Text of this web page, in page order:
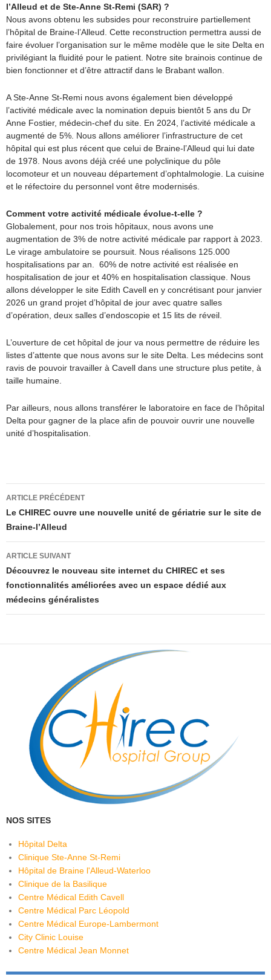
l’Alleud et de Ste-Anne St-Remi (SAR) ?
Nous avons obtenu les subsides pour reconstruire partiellement
l’hôpital de Braine-l’Alleud. Cette reconstruction permettra aussi de
faire évoluer l’organisation sur le même modèle que le site Delta en
privilégiant la fluidité pour le patient. Notre site brainois continue de
bien fonctionner et d’être attractif dans le Brabant wallon.
A Ste-Anne St-Remi nous avons également bien développé
l’activité médicale avec la nomination depuis bientôt 5 ans du Dr
Anne Fostier, médecin-chef du site. En 2024, l’activité médicale a
augmenté de 5%. Nous allons améliorer l’infrastructure de cet
hôpital qui est plus récent que celui de Braine-l’Alleud qui lui date
de 1978. Nous avons déjà créé une polyclinique du pôle
locomoteur et un nouveau département d’ophtalmologie. La cuisine
et le réfectoire du personnel vont être modernisés.
Comment votre activité médicale évolue-t-elle ?
Globalement, pour nos trois hôpitaux, nous avons une
augmentation de 3% de notre activité médicale par rapport à 2023.
Le virage ambulatoire se poursuit. Nous réalisons 125.000
hospitalisations par an. 60% de notre activité est réalisée en
hospitalisation de jour et 40% en hospitalisation classique. Nous
allons développer le site Edith Cavell en y concrétisant pour janvier
2026 un grand projet d’hôpital de jour avec quatre salles
d’opération, deux salles d’endoscopie et 15 lits de réveil.
L’ouverture de cet hôpital de jour va nous permettre de réduire les
listes d’attente que nous avons sur le site Delta. Les médecins sont
ravis de pouvoir travailler à Cavell dans une structure plus petite, à
taille humaine.
Par ailleurs, nous allons transférer le laboratoire en face de l’hôpital
Delta pour gagner de la place afin de pouvoir ouvrir une nouvelle
unité d’hospitalisation.
Navigation
des
articles
ARTICLE PRÉCÉDENT
Le CHIREC ouvre une nouvelle unité de gériatrie sur le site de
Braine-l’Alleud
ARTICLE SUIVANT
Découvrez le nouveau site internet du CHIREC et ses
fonctionnalités améliorées avec un espace dédié aux
médecins généralistes
NOS SITES
Hôpital Delta
Clinique Ste-Anne St-Remi
Hôpital de Braine l'Alleud-Waterloo
Clinique de la Basilique
Centre Médical Edith Cavell
Centre Médical Parc Léopold
Centre Médical Europe-Lambermont
City Clinic Louise
Centre Médical Jean Monnet